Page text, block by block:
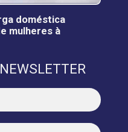
doméstica
mulheres à